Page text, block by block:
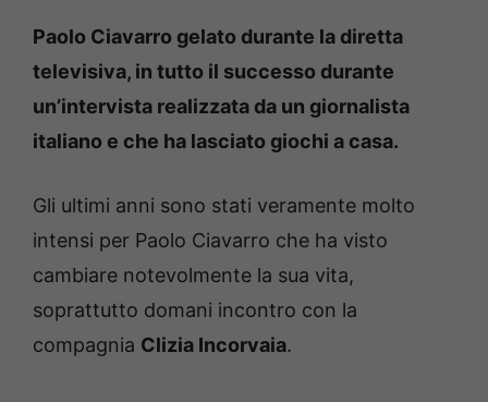
Paolo Ciavarro gelato durante la diretta
televisiva, in tutto il successo durante
un’intervista realizzata da un giornalista
italiano e che ha lasciato giochi a casa.
Gli ultimi anni sono stati veramente molto
intensi per Paolo Ciavarro che ha visto
cambiare notevolmente la sua vita,
soprattutto domani incontro con la
compagnia Clizia Incorvaia.